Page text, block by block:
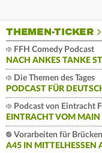
THEMEN-TICKER
FFH Comedy Podcast
NACH ANKES TANKE
Die Themen des Tages
PODCAST FÜR
Podcast von Eintracht
EINTRACHT VOM MAIN
Vorarbeiten für
A45 IN MITTELHESSEN